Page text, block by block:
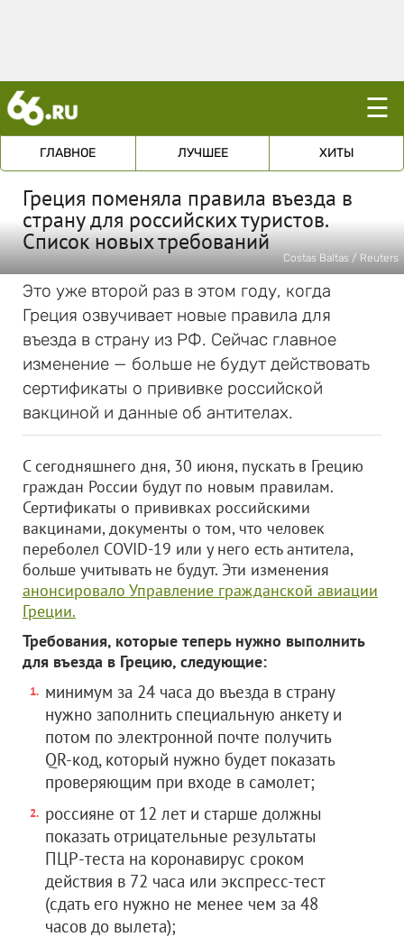
☰
ГЛАВНОЕ ЛУЧШЕЕ ХИТЫ
Греция поменяла правила въезда в
страну для российских туристов.
Список новых требований
Costas Baltas / Reuters
Это уже второй раз в этом году, когда
Греция озвучивает новые правила для
въезда в страну из РФ. Сейчас главное
изменение — больше не будут действовать
сертификаты о прививке российской
вакциной и данные об антителах.
С сегодняшнего дня, 30 июня, пускать в Грецию
граждан России будут по новым правилам.
Сертификаты о прививках российскими
вакцинами, документы о том, что человек
переболел COVID-19 или у него есть антитела,
больше учитывать не будут. Эти изменения
анонсировало Управление гражданской авиации
Греции.
Требования, которые теперь нужно выполнить
для въезда в Грецию, следующие:
минимум за 24 часа до въезда в страну
нужно заполнить специальную анкету и
потом по электронной почте получить
QR-код, который нужно будет показать
проверяющим при входе в самолет;
россияне от 12 лет и старше должны
показать отрицательные результаты
ПЦР-теста на коронавирус сроком
действия в 72 часа или экспресс-тест
(сдать его нужно не менее чем за 48
часов до вылета);